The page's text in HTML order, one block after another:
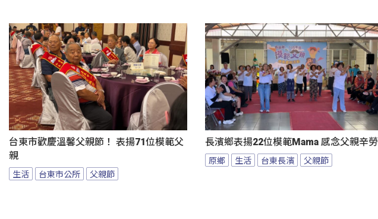
台東市歡慶溫馨父親節！ 表揚71位模範父
親
生活 台東市公所 父親節
長濱鄉表揚22位模範Mama 感念父親辛勞
原鄉 生活 台東長濱 父親節